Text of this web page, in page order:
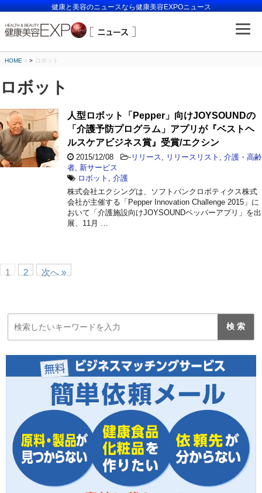
健康と美容のニュースなら健康美容EXPOニュース
HOME > ロボット
ロボット
人型ロボット「Pepper」向けJOYSOUNDの
「介護予防プログラム」アプリが『ベストヘ
ルスケアビジネス賞』受賞/エクシン
2015/12/08 - リリース リリースリスト
介護・高齢
者 新サービス
ロボット
介護
株式会社エクシングは、ソフトバンクロボティクス株式
会社が主催する「Pepper Innovation Challenge 2015」に
おいて「介護施設向けJOYSOUNDペッパーアプリ」を出
展、11月 …
1 2 次へ »